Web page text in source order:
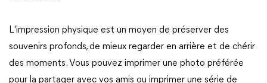
L'impression physique est un moyen de préserver des
souvenirs profonds, de mieux regarder en arrière et de chérir
des moments. Vous pouvez imprimer une photo préférée
pour la partager avec vos amis ou imprimer une série de